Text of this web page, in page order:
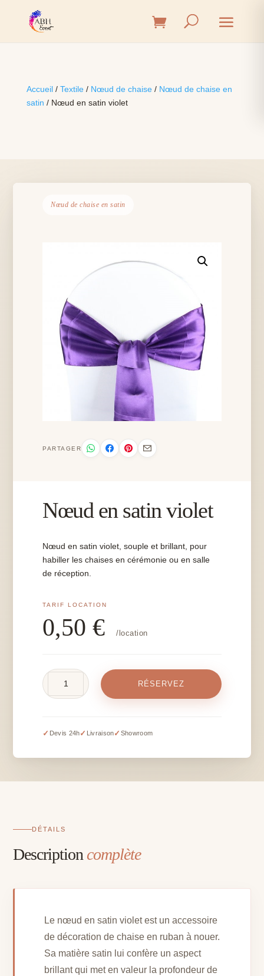
Accueil/ Textile/ Nœud de chaise/ Nœud de chaise en
satin / Nœud en satin violet
Nœud de chaise en satin
PARTAGER
Nœud en satin violet
Nœud en satin violet, souple et brillant, pour
habiller les chaises en cérémonie ou en salle
de réception.
0,50€ /location
satin
RÉSERVEZ
✓ Devis 24h✓ Livraison✓ Showroom
DÉTAILS
Description complète
Le nœud en satin violet est un accessoire
de décoration de chaise en ruban à nouer.
Sa matière satin lui confère un aspect
brillant qui met en valeur la profondeur de